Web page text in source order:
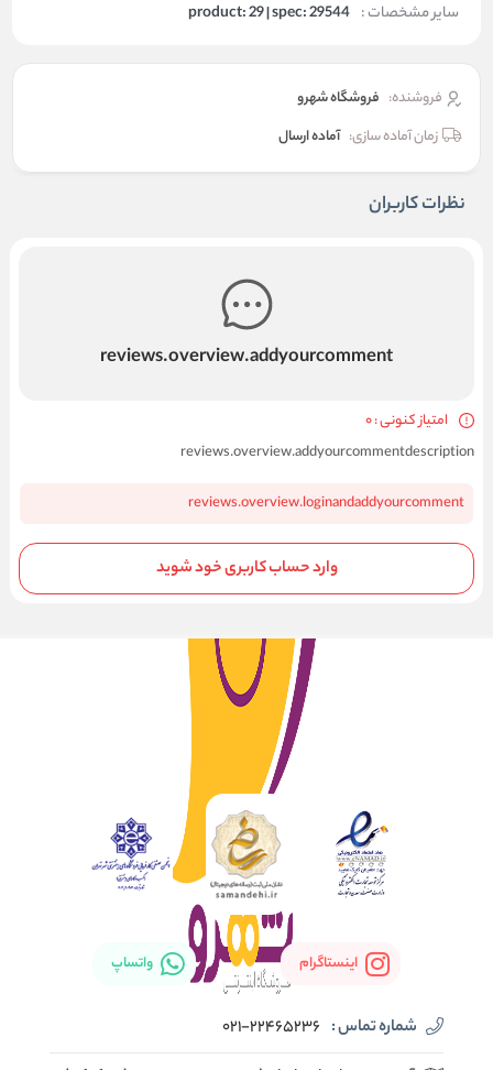
سایر مشخصات : product: 29 | spec: 29544
فروشنده: فروشگاه شهرو
زمان آماده سازی: آماده ارسال
نظرات کاربران
reviews.overview.addyourcomment
امتیاز کنونی : 0
reviews.overview.addyourcommentdescription
reviews.overview.loginandaddyourcomment
وارد حساب کاربری خود شوید
اینستاگرام واتساپ
شماره تماس : 021-22465236